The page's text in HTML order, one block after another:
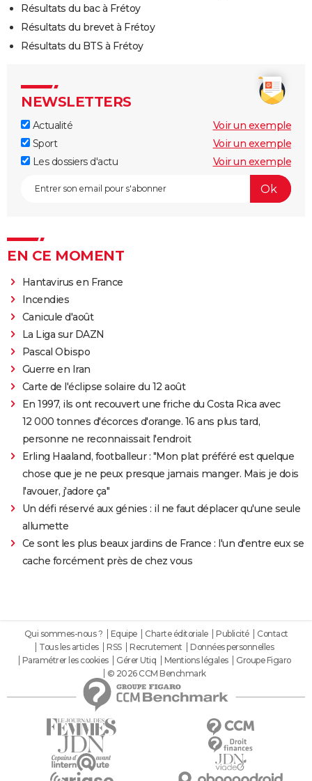
Résultats du bac à Frétoy
Résultats du brevet à Frétoy
Résultats du BTS à Frétoy
NEWSLETTERS
Actualité
Voir un exemple
Sport
Voir un exemple
Les dossiers d'actu
Voir un exemple
EN CE MOMENT
Hantavirus en France
Incendies
Canicule d'août
La Liga sur DAZN
Pascal Obispo
Guerre en Iran
Carte de l'éclipse solaire du 12 août
En 1997, ils ont recouvert une friche du Costa Rica avec
12 000 tonnes d'écorces d'orange. 16 ans plus tard,
personne ne reconnaissait l'endroit
Erling Haaland, footballeur : "Mon plat préféré est quelque
chose que je ne peux presque jamais manger. Mais je dois
l'avouer, j'adore ça"
Un défi réservé aux génies : il ne faut déplacer qu'une seule
allumette
Ce sont les plus beaux jardins de France : l'un d'entre eux se
cache forcément près de chez vous
Qui sommes-nous ? Equipe Charte éditoriale Publicité
Contact
Tous les articles
RSS Recrutement
Données personnelles
Paramétrer les cookies
Gérer Utiq Mentions légales
Groupe Figaro
© 2026 CCM Benchmark